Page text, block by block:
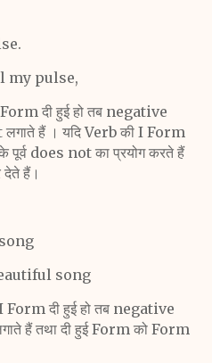
my pulse,
दी हुई हो तब negative
हैं । यदि Verb की I Form
पूर्व does not का प्रयोग करते हैं
देते हैं।
song
Form दी हुई हो तब negative
हैं तथा दी हुईForm को Form